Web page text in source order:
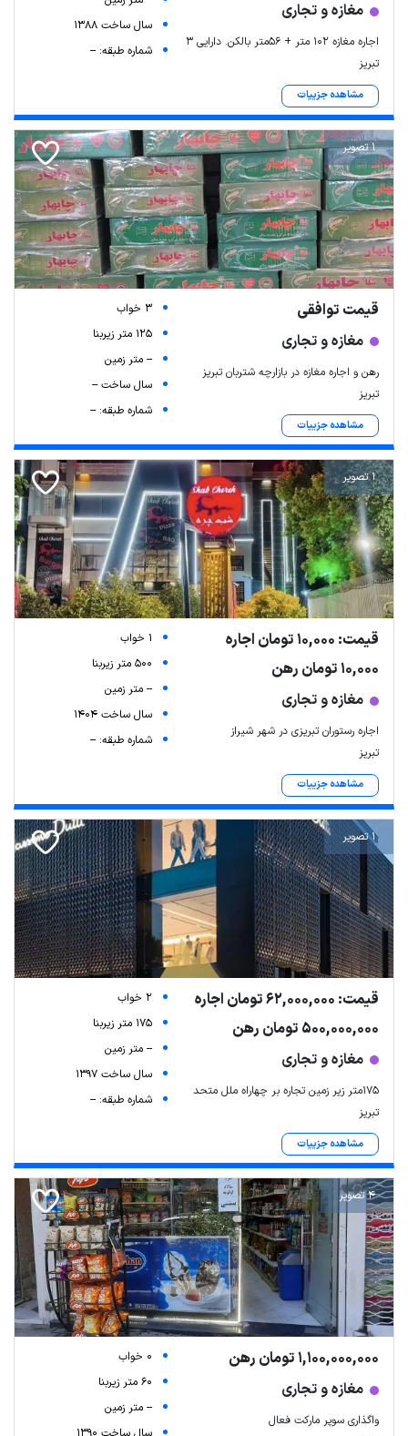
Leaflet| Map data ©ariamarz.com
مغازه و تجاری
اجاره مغازه ۱۰۲ متر + ۵۶متر بالکن. دارایی ۳
تبریز
مشاهده جزییات
سال ساخت 1388
شماره طبقه: --
1 تصویر
قیمت توافقی
مغازه و تجاری
رهن و اجاره مغازه در بازارچه شتربان تبریز
تبریز
مشاهده جزییات
3 خواب
125 متر زیربنا
-- متر زمین
سال ساخت --
شماره طبقه: --
1 تصویر
قیمت: 10,000 تومان اجاره
10,000 تومان رهن
مغازه و تجاری
اجاره رستوران تبریزی در شهر شیراز
تبریز
مشاهده جزییات
1 خواب
500 متر زیربنا
-- متر زمین
سال ساخت 1404
شماره طبقه: --
1 تصویر
قیمت: 62,000,000 تومان اجاره
500,000,000 تومان رهن
مغازه و تجاری
۱۷۵متر زیر زمین تجاره بر چهاراه ملل متحد
تبریز
مشاهده جزییات
2 خواب
175 متر زیربنا
-- متر زمین
سال ساخت 1397
شماره طبقه: --
4 تصویر
1,100,000,000 تومان رهن
مغازه و تجاری
واگذاری سوپر مارکت فعال
0 خواب
60 متر زیربنا
-- متر زمین